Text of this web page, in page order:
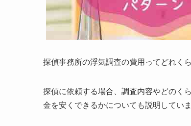
探偵事務所の浮気調査の費用ってどれく
探偵に依頼する場合、調査内容やどのく
金を安くできるかについても説明していま